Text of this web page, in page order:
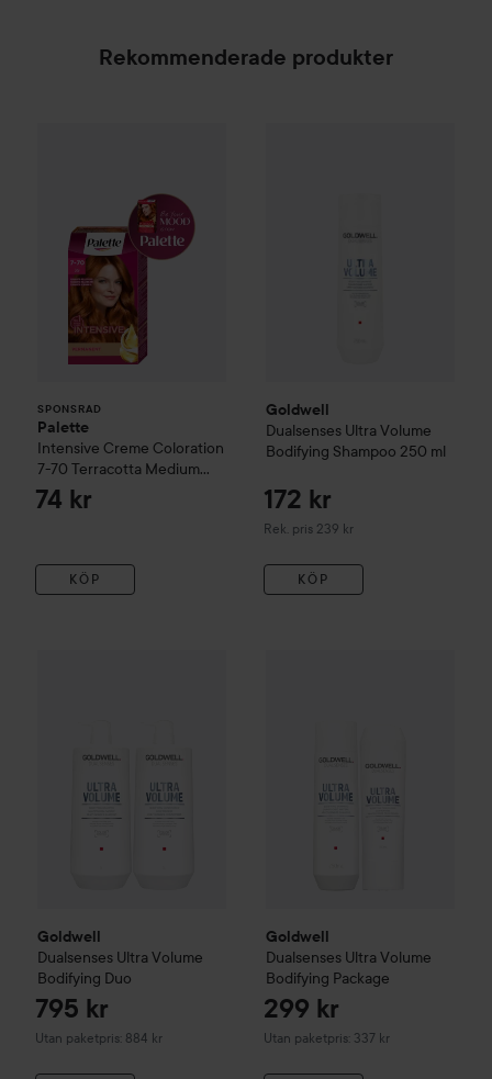
Rekommenderade produkter
SPONSRAD
Palette
Intensive Creme Coloration
7-70 Terracotta Medium
Blonde
74 kr
KÖP
Goldwell
Dualsenses Ultra Volume
Bodifying Shampoo 250 ml
172 kr
Rek. pris 239 kr
Rekommenderat pris 239 kr
KÖP
Goldwell
Dualsenses Ultra Volume
Bodifying Duo
795 kr
Utan paketpris: 884 kr
Goldwell
Dualsenses Ultra Volume
Bodifying Package
299 kr
Utan paketpris: 337 kr